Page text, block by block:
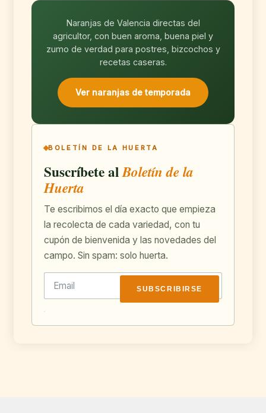
Naranjas de Valencia directas del
agricultor, con buen aroma, buena piel y
zumo de verdad para postres, bizcochos y
recetas caseras.
Ver naranjas de temporada
BOLETÍN DE LA HUERTA
Suscríbete alBoletín de la
Huerta
Te escribimos el día exacto que empieza
la recolecta de cada variedad, con tu
cupón de bienvenida y las novedades del
campo. Sin spam: solo huerta.
SUBSCRIBIRSE